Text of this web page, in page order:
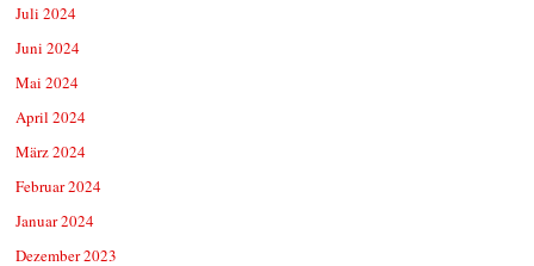
Juli 2024
Juni 2024
Mai 2024
April 2024
März 2024
Februar 2024
Januar 2024
Dezember 2023